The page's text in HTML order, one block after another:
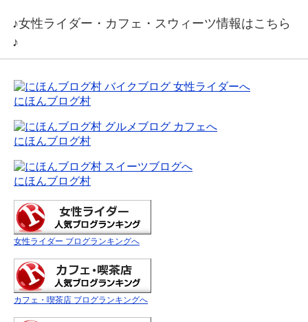
♪女性ライダー・カフェ・スウィーツ情報はこちら
♪
にほんブログ村
にほんブログ村
にほんブログ村
女性ライダー ブログランキングへ
カフェ・喫茶店 ブログランキングへ